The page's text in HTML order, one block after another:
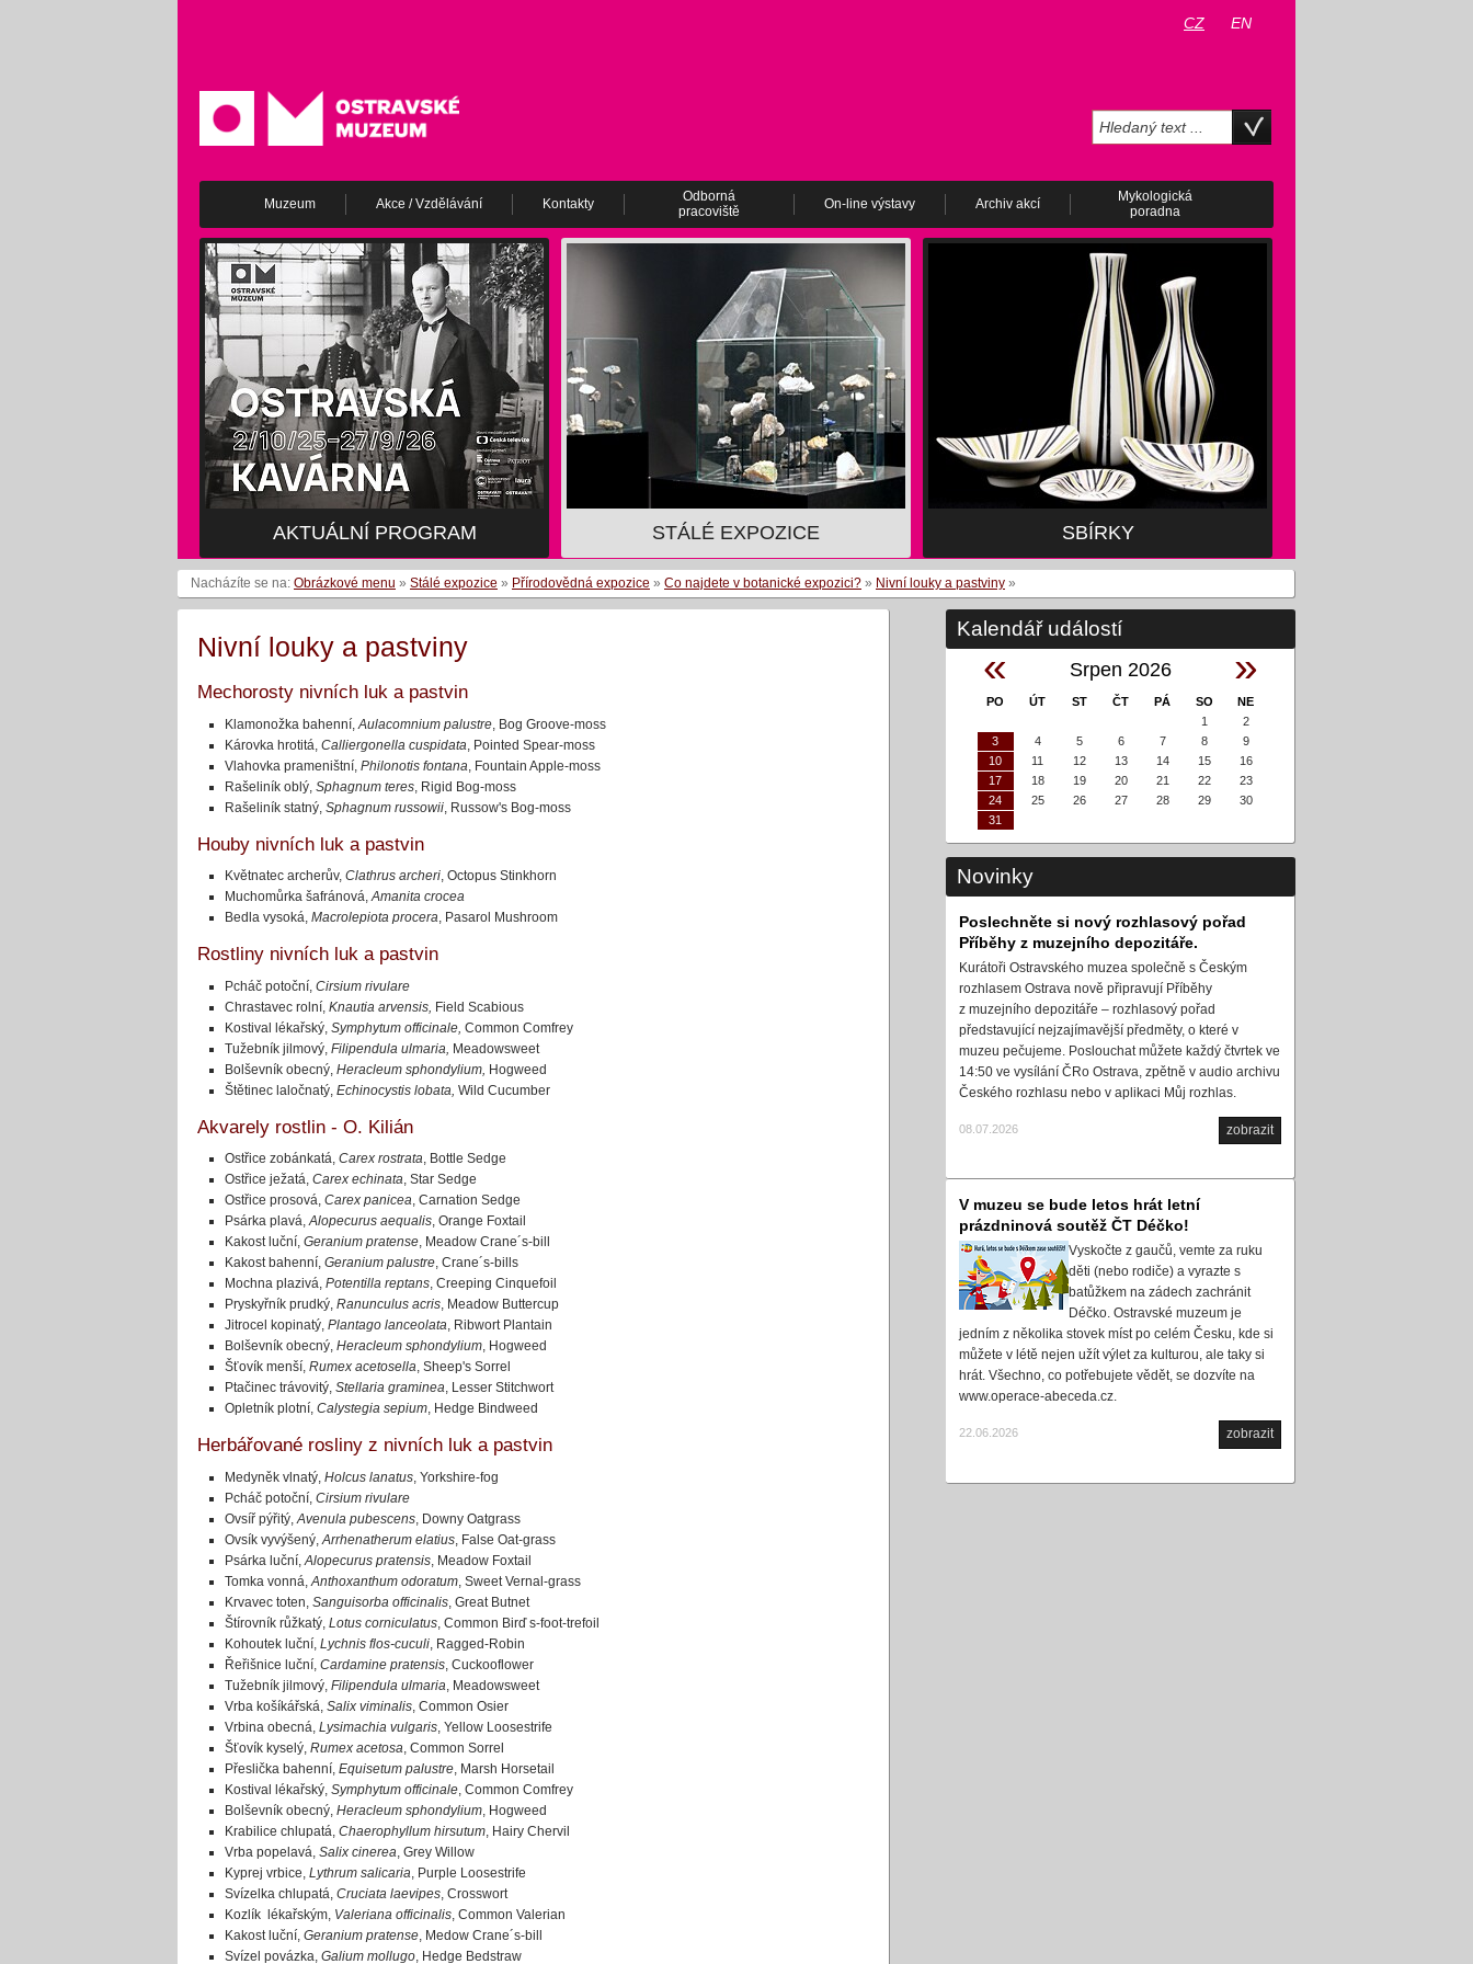
CZ EN
Muzeum Akce / Vzdělávání Kontakty
Odborná
pracoviště
On-line výstavy Archiv akcí
Mykologická
poradna
AKTUÁLNÍ PROGRAM STÁLÉ EXPOZICE SBÍRKY
Nacházíte se na: Obrázkové menu » Stálé expozice » Přírodovědná expozice » Co najdete v botanické expozici? » Nivní louky a pastviny »
Kalendář událostí
« Srpen 2026 »
PO ÚT ST ČT PÁ SO
NE
1
2
3
4 5 6 7 8
9
10
11 12 13 14 15
16
17
18 19 20 21 22
23
24
25 26 27 28 29
30
31
Novinky
Poslechněte si nový rozhlasový pořad
Příběhy z muzejního depozitáře.
Kurátoři Ostravského muzea společně s Českým
rozhlasem Ostrava nově připravují Příběhy
z muzejního depozitáře – rozhlasový pořad
představující nejzajímavější předměty, o které v
muzeu pečujeme. Poslouchat můžete každý čtvrtek ve
14:50 ve vysílání ČRo Ostrava, zpětně v audio archivu
Českého rozhlasu nebo v aplikaci Můj rozhlas.
08.07.2026 zobrazit
V muzeu se bude letos hrát letní
prázdninová soutěž ČT Déčko!
Vyskočte z gaučů, vemte za ruku
děti (nebo rodiče) a vyrazte s
batůžkem na zádech zachránit
Déčko. Ostravské muzeum je
jedním z několika stovek míst po celém Česku, kde si
můžete v létě nejen užít výlet za kulturou, ale taky si
hrát. Všechno, co potřebujete vědět, se dozvíte na
www.operace-abeceda.cz.
22.06.2026 zobrazit
Nivní louky a pastviny
Mechorosty nivních luk a pastvin
Klamonožka bahenní,Aulacomnium palustre, Bog Groove-moss
Károvka hrotitá, Calliergonella cuspidata, Pointed Spear-moss
Vlahovka prameništní, Philonotis fontana, Fountain Apple-moss
Rašeliník oblý, Sphagnum teres, Rigid Bog-moss
Rašeliník statný, Sphagnum russowii, Russow's Bog-moss
Houby nivních luk a pastvin
Květnatec archerův, Clathrus archeri, Octopus Stinkhorn
Muchomůrka šafránová,Amanita crocea
Bedla vysoká, Macrolepiota procera, Pasarol Mushroom
Rostliny nivních luk a pastvin
Pcháč potoční, Cirsium rivulare
Chrastavec rolní, Knautia arvensis, Field Scabious
Kostival lékařský, Symphytum officinale, Common Comfrey
Tužebník jilmový, Filipendula ulmaria, Meadowsweet
Bolševník obecný, Heracleum sphondylium, Hogweed
Štětinec laločnatý, Echinocystis lobata, Wild Cucumber
Akvarely rostlin - O. Kilián
Ostřice zobánkatá, Carex rostrata, Bottle Sedge
Ostřice ježatá, Carex echinata, Star Sedge
Ostřice prosová, Carex panicea, Carnation Sedge
Psárka plavá,Alopecurus aequalis, Orange Foxtail
Kakost luční, Geranium pratense, Meadow Crane´s-bill
Kakost bahenní, Geranium palustre, Crane´s-bills
Mochna plazivá, Potentilla reptans, Creeping Cinquefoil
Pryskyřník prudký, Ranunculus acris, Meadow Buttercup
Jitrocel kopinatý, Plantago lanceolata, Ribwort Plantain
Bolševník obecný, Heracleum sphondylium, Hogweed
Šťovík menší, Rumex acetosella, Sheep's Sorrel
Ptačinec trávovitý, Stellaria graminea, Lesser Stitchwort
Opletník plotní, Calystegia sepium, Hedge Bindweed
Herbářované rosliny z nivních luk a pastvin
Medyněk vlnatý, Holcus lanatus, Yorkshire-fog
Pcháč potoční, Cirsium rivulare
Ovsíř pýřitý,Avenula pubescens, Downy Oatgrass
Ovsík vyvýšený,Arrhenatherum elatius, False Oat-grass
Psárka luční,Alopecurus pratensis, Meadow Foxtail
Tomka vonná,Anthoxanthum odoratum, Sweet Vernal-grass
Krvavec toten, Sanguisorba officinalis, Great Butnet
Štírovník růžkatý, Lotus corniculatus, Common Birď s-foot-trefoil
Kohoutek luční, Lychnis flos-cuculi, Ragged-Robin
Řeřišnice luční, Cardamine pratensis, Cuckooflower
Tužebník jilmový, Filipendula ulmaria, Meadowsweet
Vrba košíkářská, Salix viminalis, Common Osier
Vrbina obecná, Lysimachia vulgaris, Yellow Loosestrife
Šťovík kyselý, Rumex acetosa, Common Sorrel
Přeslička bahenní, Equisetum palustre, Marsh Horsetail
Kostival lékařský, Symphytum officinale, Common Comfrey
Bolševník obecný, Heracleum sphondylium, Hogweed
Krabilice chlupatá, Chaerophyllum hirsutum, Hairy Chervil
Vrba popelavá, Salix cinerea, Grey Willow
Kyprej vrbice, Lythrum salicaria, Purple Loosestrife
Svízelka chlupatá, Cruciata laevipes, Crosswort
Kozlík lékařským, Valeriana officinalis, Common Valerian
Kakost luční, Geranium pratense, Medow Crane´s-bill
Svízel povázka, Galium mollugo, Hedge Bedstraw